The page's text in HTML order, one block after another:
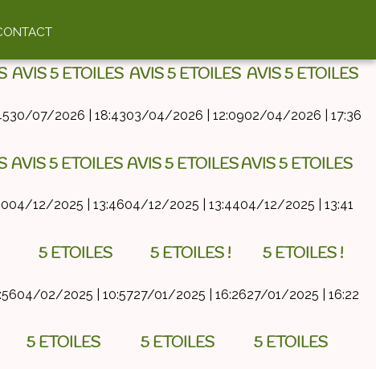
:AVIS
AVIS 5 ETOILES
30/07/2026 | 18:43
AVIS 5 ETOILES
03/04/2026 | 12:09
AVIS 5 ETOILES
02/04/2026 | 17:36
AVIS 5 ETOILES
04/12/2025 | 13:46
AVIS 5 ETOILES
04/12/2025 | 13:44
AVIS 5 ETOILES
04/12/2025 | 13:41
5 ETOILES
04/02/2025 | 10:57
5 ETOILES !
27/01/2025 | 16:26
5 ETOILES !
27/01/2025 | 16:22
5 ETOILES 5 ETOILES 5 ETOILES